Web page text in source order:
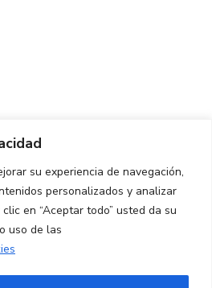
su experiencia de navegación,
personalizados y analizar
en “Aceptar todo” usted da su
uso de las
CONTACTO
(Planta 1, Oficina 106)
Jordi Girona 1-3
Barcelona (España)
93 405 44 03